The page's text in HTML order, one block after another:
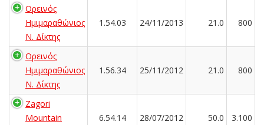
Ορεινός
Ημιμαραθώνιος
Ν. Δίκτης
1.54.03 24/11/2013 21.0 800
Ορεινός
Ημιμαραθώνιος
Ν. Δίκτης
1.56.34 25/11/2012 21.0 800
Zagori
Mountain
6.54.14 28/07/2012 50.0 3.100